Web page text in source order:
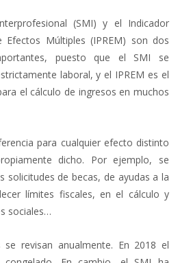
(SMI) y el Indicador
Efectos Múltiples (IPREM) son dos
puesto que el SMI se
laboral, y el IPREM es el
el cálculo de ingresos en muchos
para cualquier efecto distinto
dicho. Por ejemplo, se
solicitudes de becas, de ayudas a la
límites fiscales, en el cálculo y
sociales…
se revisan anualmente. En 2018 el